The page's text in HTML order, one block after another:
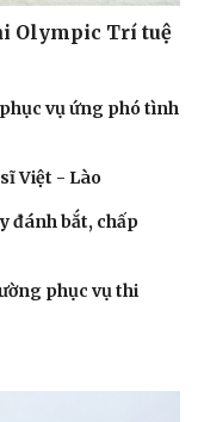
Olympic Trí tuệ
vụ ứng phó tình
Việt - Lào
đánh bắt, chấp
phục vụ thi